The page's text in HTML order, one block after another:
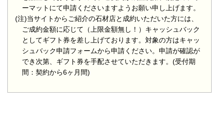
ーマットにて申請くださいますようお願い申し上げます。
(注)当サイトからご紹介の石材店と成約いただいた方には、
ご成約金額に応じて（上限金額無し！）キャッシュバック
としてギフト券を差し上げております。対象の方はキャッ
シュバック申請フォームから申請ください。申請が確認が
でき次第、ギフト券を手配させていただきます。(受付期
間：契約から6ヶ月間)